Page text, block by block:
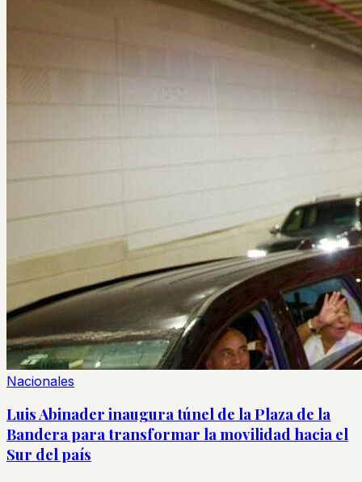
Nacionales
Luis Abinader inaugura túnel de la Plaza de la
Bandera para transformar la movilidad hacia el
Sur del país